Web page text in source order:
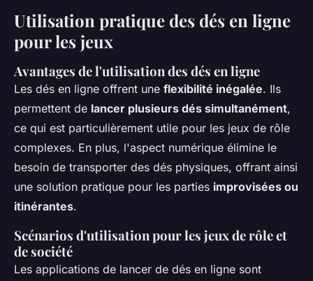
Utilisation pratique des dés en ligne
pour les jeux
Avantages de l'utilisation des dés en ligne
Les dés en ligne offrent une flexibilité inégalée. Ils
permettent de lancer plusieurs dés simultanément,
ce qui est particulièrement utile pour les jeux de rôle
complexes. En plus, l'aspect numérique élimine le
besoin de transporter des dés physiques, offrant ainsi
une solution pratique pour les parties improvisées ou
itinérantes.
Scénarios d'utilisation pour les jeux de rôle et
de société
Les applications de lancer de dés en ligne sont